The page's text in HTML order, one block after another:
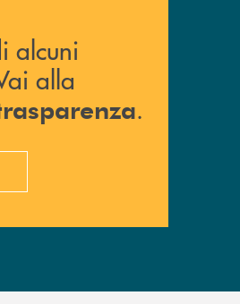
alcuni
alla
.